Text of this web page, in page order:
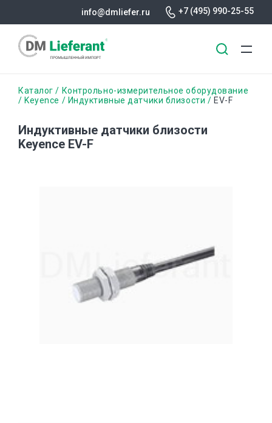
содержанию
info@dmliefer.ru +7 (495) 990-25-55
Строка
Каталог
Контрольно-измерительное оборудование
Keyence
Индуктивные датчики близости EV-F
Индуктивные датчики близости
Keyence EV-F